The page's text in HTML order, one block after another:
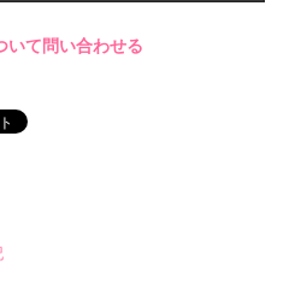
いて問い合わせる